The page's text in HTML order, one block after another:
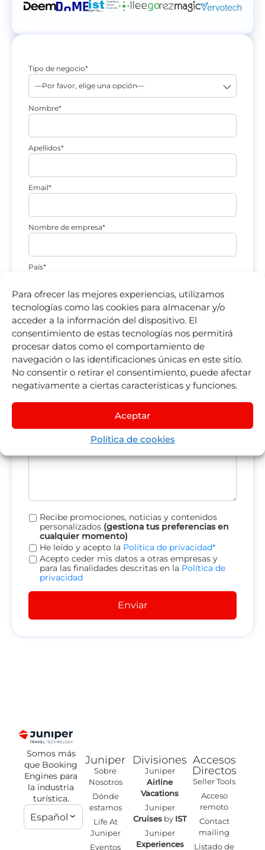
Para ofrecer las mejores experiencias, utilizamos
tecnologías como las cookies para almacenar y/o
acceder a la información del dispositivo. El
consentimiento de estas tecnologías nos permitirá
procesar datos como el comportamiento de
navegación o las identificaciones únicas en este sitio.
No consentir o retirar el consentimiento, puede afectar
negativamente a ciertas características y funciones.
Aceptar
Política de cookies
Tipo de negocio*
Nombre*
Apellidos*
Email*
Nombre de empresa*
País*
Teléfono
Sitio Web
¿En qué estás interesado?*
Recibe promociones, noticias y contenidos
personalizados (gestiona tus preferencias en
cualquier momento)
He leído y acepto la Política de privacidad*
Acepto ceder mis datos a otras empresas y
para las finalidades descritas en la Política de
privacidad
Enviar
Somos más
que Booking
Engines para
la industria
turística.
Español
Juniper
Sobre
Nosotros
Dónde
estamos
Life At
Juniper
Eventos
Divisiones
Juniper
Airline
Vacations
Juniper
Cruisesby IST
Juniper
Experiences
Accesos
Directos
Seller Tools
Acceso
remoto
Contact
mailing
Listado de